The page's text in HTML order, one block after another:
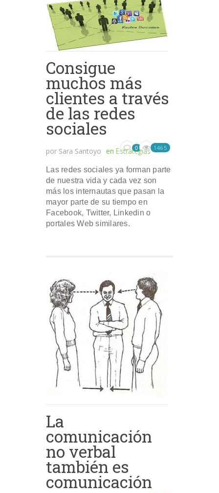
Consigue
muchos más
clientes a través
de las redes
sociales
por Sara Santoyo en Estrategias
0 1465
Las redes sociales ya forman parte
de nuestra vida y cada vez son
más los internautas que pasan la
mayor parte de su tiempo en
Facebook, Twitter, Linkedin o
portales Web similares.
La
comunicación
no verbal
también es
comunicación